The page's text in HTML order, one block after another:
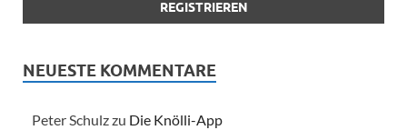
NEUESTE KOMMENTARE
Peter Schulzzu Die Knölli-App